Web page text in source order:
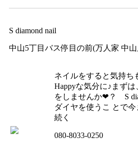
S diamond nail
中山5丁目バス停目の前(万人家 中山
ネイルをすると気持ち
Happyな気分に♪まず
をしませんか❤？ S
ダイヤを使うこ とで
続く
080-8033-0250